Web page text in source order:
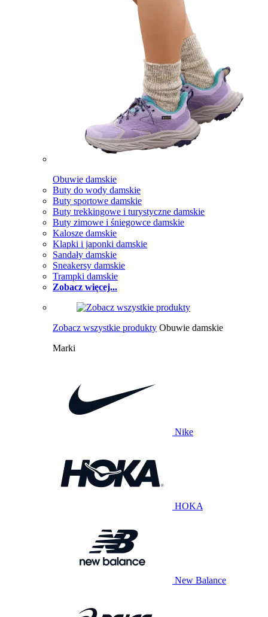
Obuwie damskie
Buty do wody damskie
Buty sportowe damskie
Buty trekkingowe i turystyczne damskie
Buty zimowe i śniegowce damskie
Kalosze damskie
Klapki i japonki damskie
Sandały damskie
Sneakersy damskie
Trampki damskie
Zobacz więcej...
Zobacz wszystkie produkty Obuwie damskie
Marki
Nike
HOKA
New Balance